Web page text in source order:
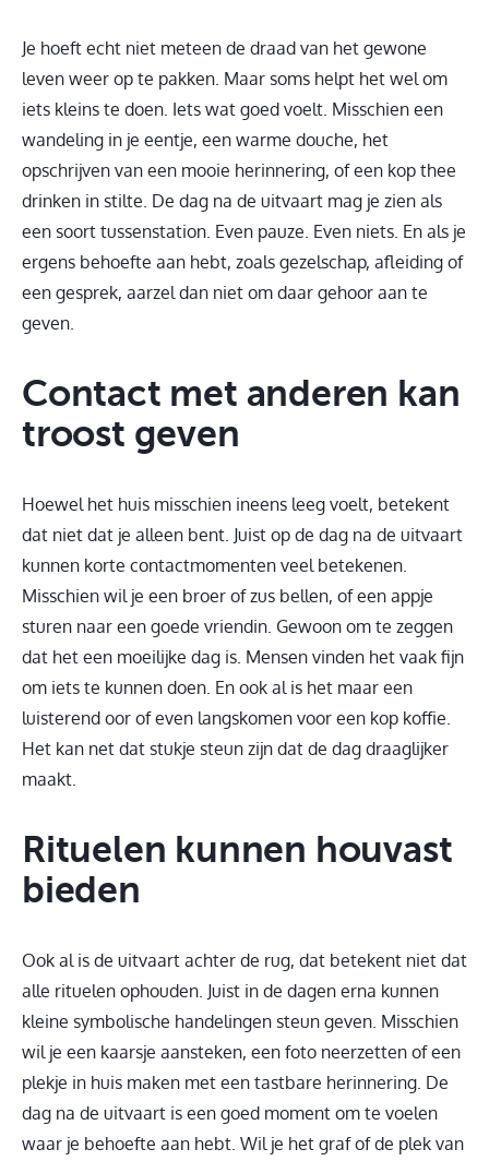
Je hoeft echt niet meteen de draad van het gewone
leven weer op te pakken. Maar soms helpt het wel om
iets kleins te doen. Iets wat goed voelt. Misschien een
wandeling in je eentje, een warme douche, het
opschrijven van een mooie herinnering, of een kop thee
drinken in stilte. De dag na de uitvaart mag je zien als
een soort tussenstation. Even pauze. Even niets. En als je
ergens behoefte aan hebt, zoals gezelschap, afleiding of
een gesprek, aarzel dan niet om daar gehoor aan te
geven.
Contact met anderen kan
troost geven
Hoewel het huis misschien ineens leeg voelt, betekent
dat niet dat je alleen bent. Juist op de dag na de uitvaart
kunnen korte contactmomenten veel betekenen.
Misschien wil je een broer of zus bellen, of een appje
sturen naar een goede vriendin. Gewoon om te zeggen
dat het een moeilijke dag is. Mensen vinden het vaak fijn
om iets te kunnen doen. En ook al is het maar een
luisterend oor of even langskomen voor een kop koffie.
Het kan net dat stukje steun zijn dat de dag draaglijker
maakt.
Rituelen kunnen houvast
bieden
Ook al is de uitvaart achter de rug, dat betekent niet dat
alle rituelen ophouden. Juist in de dagen erna kunnen
kleine symbolische handelingen steun geven. Misschien
wil je een kaarsje aansteken, een foto neerzetten of een
plekje in huis maken met een tastbare herinnering. De
dag na de uitvaart is een goed moment om te voelen
waar je behoefte aan hebt. Wil je het graf of de plek van